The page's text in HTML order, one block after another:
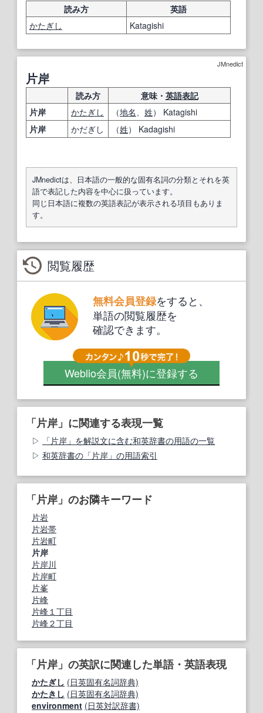
読み方
英語
かたぎし
Katagishi
JMnedict
片岸
読み方 意味・ 英語表記
片岸
かたぎし （地名 姓） Katagishi
片岸
かだぎし （姓） Kadagishi
JMnedictは、日本語の一般的な固有名詞の分類とそれを英
語で表記した内容を中心に扱っています。
同じ日本語に複数の英語表記が表示される項目もありま
す。
閲覧履歴
無料会員登録をすると、
単語の閲覧履歴を
確認できます。
Weblio会員(無料)に登録する
「片岸」に関連する表現一覧
「片岸」を解説文に含む和英辞書の用語の一覧
和英辞書の「片岸」の用語索引
「片岸」のお隣キーワード
片岩
片岩帯
片岩町
片岸
片岸川
片岸町
片峯
片峰
片峰１丁目
片峰２丁目
「片岸」の英訳に関連した単語・英語表現
かたぎし (日英固有名詞辞典)
かたきし (日英固有名詞辞典)
environment (日英対訳辞書)